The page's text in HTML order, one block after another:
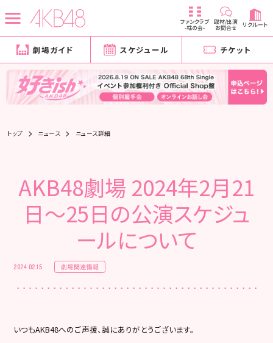
ファンクラブ
-柱の会-
取材/出演
お問合せ リクルート
劇場ガイド スケジュール チケット
トップ ニュース ニュース詳細
AKB48劇場 2024年2月21
日～25日の公演スケジュ
ールについて
2024.02.15 劇場関連情報
いつもAKB48へのご声援、誠にありがとうございます。